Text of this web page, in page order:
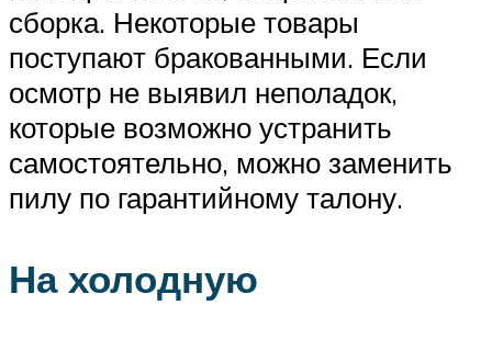
сборка. Некоторые товары
поступают бракованными. Если
осмотр не выявил неполадок,
которые возможно устранить
самостоятельно, можно заменить
пилу по гарантийному талону.
На холодную